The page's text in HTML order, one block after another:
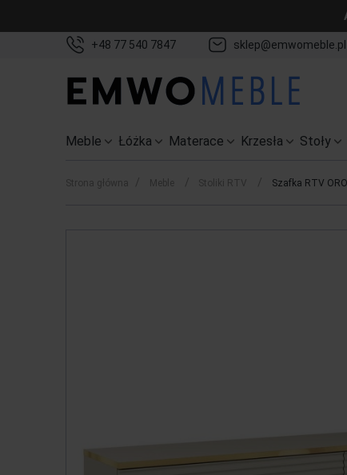
+48 77 540 7847 sklep@emwomeble.pl
Meble Łóżka Materace Krzesła Stoły
Strona główna Meble Stoliki RTV Szafka RTV